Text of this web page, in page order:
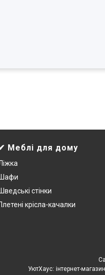
Меблі для дому
стінки
крісла-качалки